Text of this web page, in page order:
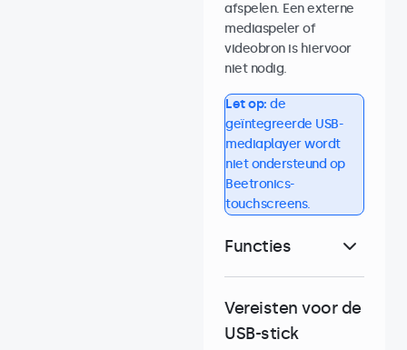
afspelen. Een externe
mediaspeler of
videobron is hiervoor
niet nodig.
Let op: de
geïntegreerde USB-
mediaplayer wordt
niet ondersteund op
Beetronics-
touchscreens.
Functies
Vereisten voor de
USB-stick